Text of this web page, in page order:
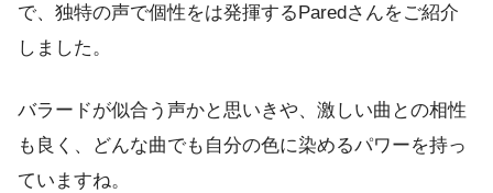
で、独特の声で個性をは発揮するParedさんをご紹介
しました。
バラードが似合う声かと思いきや、激しい曲との相性
も良く、どんな曲でも自分の色に染めるパワーを持っ
ていますね。